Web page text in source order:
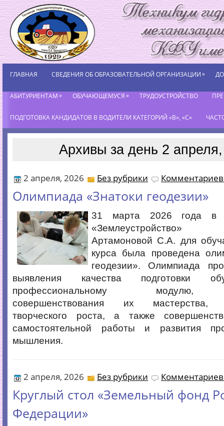
ГЛАВНАЯ СВЕДЕНИЯ ОБ ОБРАЗОВАТЕЛЬНОЙ ОРГАНИЗАЦИИ»
АБИТУРИЕНТАМ» ОБУЧАЮЩЕМУСЯ» ТРУДОУСТРОЙСТВО
ПОДГОТОВКА КАНДИДАТОВ В ВОДИТЕЛИ КАТЕГОРИЙ «В», «С»
Архивы за день 2
2 апреля, 2026 Без рубрики Комментариев
Олимпиада «Знатоки геодезии»
31 марта 2026 года в
«Землеустройство»
Артамоновой С.А. для
курса была проведена
геодезии». Олимпиада
выявления качества подготовки
профессиональному модулю,
совершенствования их мастерства,
творческого роста, а также
самостоятельной работы и развития
мышления.
2 апреля, 2026 Без рубрики Комментариев
Круглый стол «Земельный фонд
Федерации»